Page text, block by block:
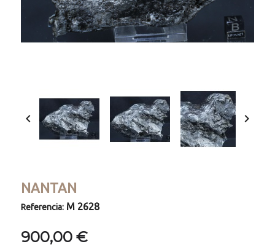
 
NANTAN
Referencia: M 2628
900,00 €